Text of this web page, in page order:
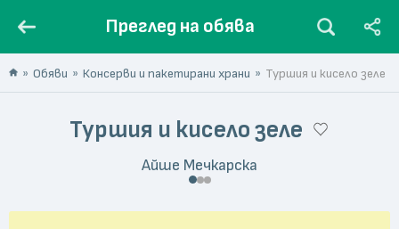
Преглед на обява
Обяви Консерви и пакетирани храни Туршия и кисело зеле
Туршия и кисело зеле
Айше Мечкарска